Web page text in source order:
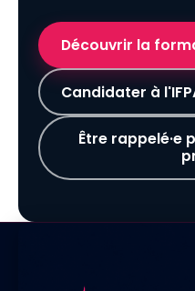
Découvrir la
Candidater à
Être rappelé·e